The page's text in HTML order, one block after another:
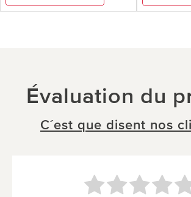
Évaluation du
C´est que disent nos